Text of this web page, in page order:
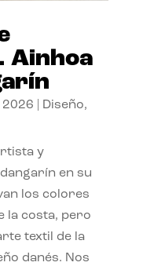
Ainhoa
2026 Diseño,
y
en su
los colores
la costa, pero
textil de la
danés. Nos